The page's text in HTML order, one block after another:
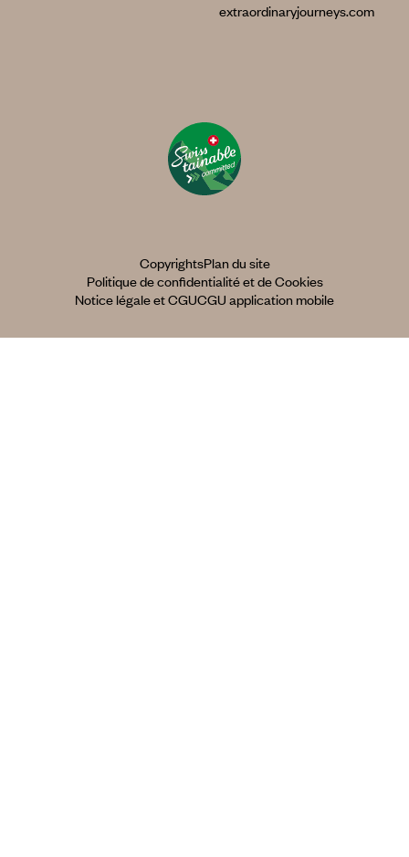
extraordinaryjourneys.com
CopyrightsPlan du site
Politique de confidentialité et de Cookies
Notice légale et CGUCGU application mobile